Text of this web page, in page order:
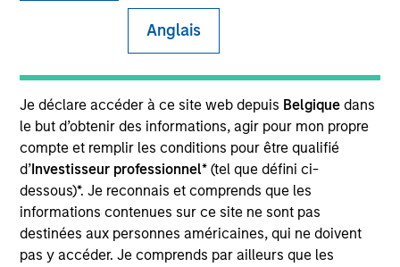
Anglais
Je déclare accéder à ce site web depuis Belgique dans
le but d’obtenir des informations, agir pour mon propre
compte et remplir les conditions pour être qualifié
d’Investisseur professionnel* (tel que défini ci-
dessous)*. Je reconnais et comprends que les
informations contenues sur ce site ne sont pas
destinées aux personnes américaines, qui ne doivent
pas y accéder. Je comprends par ailleurs que les
leadership. The investment process combines the best of
fundamental and quantitative approaches to investing,
experience and judgement of long-tenured Portfolio
Managers. The result is a highly-active core portfolio
designed to adjust to the ever-changing macro
landscape, with a heavy emphasis on risk-management
throughout the investment process and portfolio
construction.